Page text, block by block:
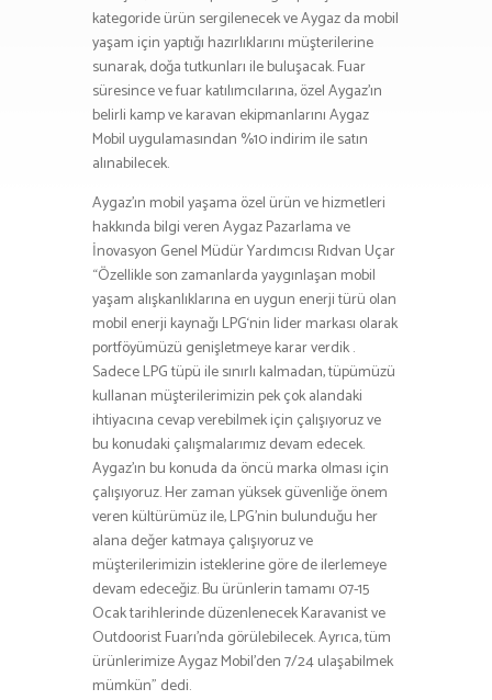
kategoride ürün sergilenecek ve Aygaz da mobil
yaşam için yaptığı hazırlıklarını müşterilerine
sunarak, doğa tutkunları ile buluşacak. Fuar
süresince ve fuar katılımcılarına, özel Aygaz’ın
belirli kamp ve karavan ekipmanlarını Aygaz
Mobil uygulamasından %10 indirim ile satın
alınabilecek.
Aygaz’ın mobil yaşama özel ürün ve hizmetleri
hakkında bilgi veren Aygaz Pazarlama ve
İnovasyon Genel Müdür Yardımcısı Rıdvan Uçar
“Özellikle son zamanlarda yaygınlaşan mobil
yaşam alışkanlıklarına en uygun enerji türü olan
mobil enerji kaynağı LPG‘nin lider markası olarak
portföyümüzü genişletmeye karar verdik .
Sadece LPG tüpü ile sınırlı kalmadan, tüpümüzü
kullanan müşterilerimizin pek çok alandaki
ihtiyacına cevap verebilmek için çalışıyoruz ve
bu konudaki çalışmalarımız devam edecek.
Aygaz’ın bu konuda da öncü marka olması için
çalışıyoruz. Her zaman yüksek güvenliğe önem
veren kültürümüz ile, LPG’nin bulunduğu her
alana değer katmaya çalışıyoruz ve
müşterilerimizin isteklerine göre de ilerlemeye
devam edeceğiz. Bu ürünlerin tamamı 07-15
Ocak tarihlerinde düzenlenecek Karavanist ve
Outdoorist Fuarı’nda görülebilecek. Ayrıca, tüm
ürünlerimize Aygaz Mobil’den 7/24 ulaşabilmek
mümkün” dedi.